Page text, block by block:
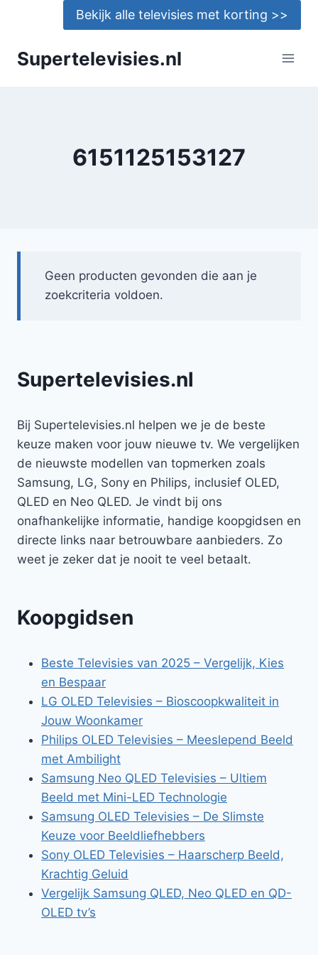
Bekijk alle televisies met korting >>
Supertelevisies.nl
6151125153127
Geen producten gevonden die aan je
zoekcriteria voldoen.
Supertelevisies.nl
Bij Supertelevisies.nl helpen we je de beste
keuze maken voor jouw nieuwe tv. We vergelijken
de nieuwste modellen van topmerken zoals
Samsung, LG, Sony en Philips, inclusief OLED,
QLED en Neo QLED. Je vindt bij ons
onafhankelijke informatie, handige koopgidsen en
directe links naar betrouwbare aanbieders. Zo
weet je zeker dat je nooit te veel betaalt.
Koopgidsen
Beste Televisies van 2025 – Vergelijk, Kies
en Bespaar
LG OLED Televisies – Bioscoopkwaliteit in
Jouw Woonkamer
Philips OLED Televisies – Meeslepend Beeld
met Ambilight
Samsung Neo QLED Televisies – Ultiem
Beeld met Mini-LED Technologie
Samsung OLED Televisies – De Slimste
Keuze voor Beeldliefhebbers
Sony OLED Televisies – Haarscherp Beeld,
Krachtig Geluid
Vergelijk Samsung QLED, Neo QLED en QD-
OLED tv’s